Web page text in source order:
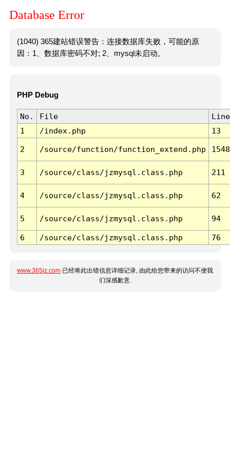
Database Error
(1040) 365建站错误警告：连接数据库失败，可能的原
因：1、数据库密码不对; 2、mysql未启动。
PHP Debug
No. File
Line
1
/index.php 13
2 /source/function/function_extend.php 1548
3 /source/class/jzmysql.class.php 211
4 /source/class/jzmysql.class.php 62
5 /source/class/jzmysql.class.php 94
6 /source/class/jzmysql.class.php 76
www.365jz.com 已经将此出错信息详细记录, 由此给您带来的访问不便我
们深感歉意.